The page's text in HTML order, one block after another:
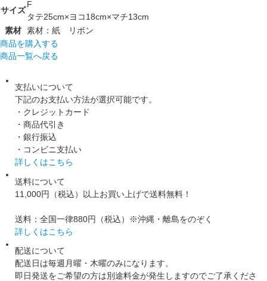
サイズ
F
タテ25cm×ヨコ18cm×マチ13cm
素材 素材：紙 リボン
商品を購入する
商品一覧へ戻る
支払いについて
下記のお支払い方法が選択可能です。
・クレジットカード
・商品代引き
・銀行振込
・コンビニ支払い
詳しくはこちら
送料について
11,000円（税込）以上お買い上げで送料無料！
送料：全国一律880円（税込）※沖縄・離島をのぞく
詳しくはこちら
配送について
配送日は毎週月曜・木曜のみになります。
即日発送をご希望の方は別途料金が発生しますのでご了承くださ